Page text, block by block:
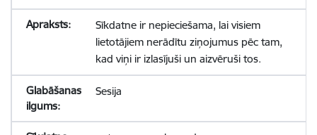
Sīkdatne ir nepieciešama, lai visiem
lietotājiem nerādītu ziņojumus pēc tam,
kad viņi ir izlasījuši un aizvēruši tos.
Sesija